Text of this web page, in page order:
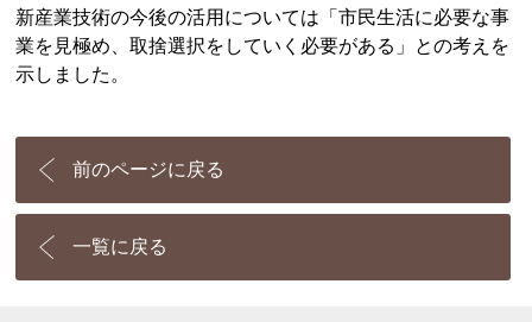
新産業技術の今後の活用については「市民生活に必要な事
業を見極め、取捨選択をしていく必要がある」との考えを
示しました。
前のページに戻る
一覧に戻る